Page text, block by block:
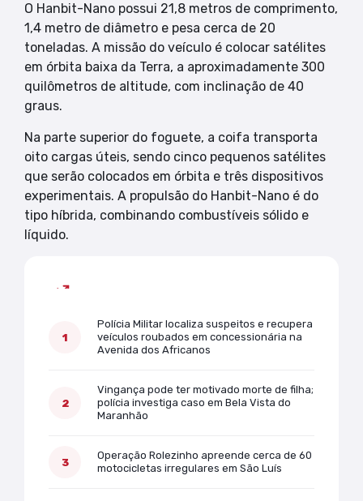
O Hanbit-Nano possui 21,8 metros de comprimento,
1,4 metro de diâmetro e pesa cerca de 20
toneladas. A missão do veículo é colocar satélites
em órbita baixa da Terra, a aproximadamente 300
quilômetros de altitude, com inclinação de 40
graus.
Na parte superior do foguete, a coifa transporta
oito cargas úteis, sendo cinco pequenos satélites
que serão colocados em órbita e três dispositivos
experimentais. A propulsão do Hanbit-Nano é do
tipo híbrida, combinando combustíveis sólido e
líquido.
Polícia Militar localiza suspeitos e recupera
veículos roubados em concessionária na
Avenida dos Africanos
Vingança pode ter motivado morte de filha;
polícia investiga caso em Bela Vista do
Maranhão
Operação Rolezinho apreende cerca de 60
motocicletas irregulares em São Luís